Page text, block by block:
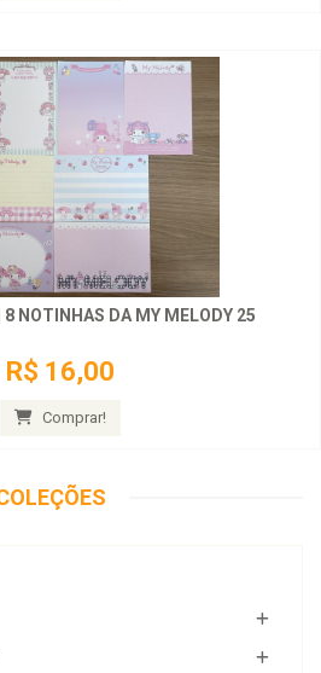
NOTINHAS DA MY MELODY 25
R$ 16,00
Comprar!